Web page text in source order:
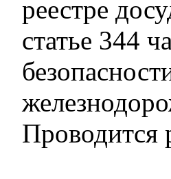
реестре
статье 344
Проводится